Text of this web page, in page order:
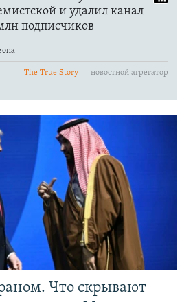
Что скрывают